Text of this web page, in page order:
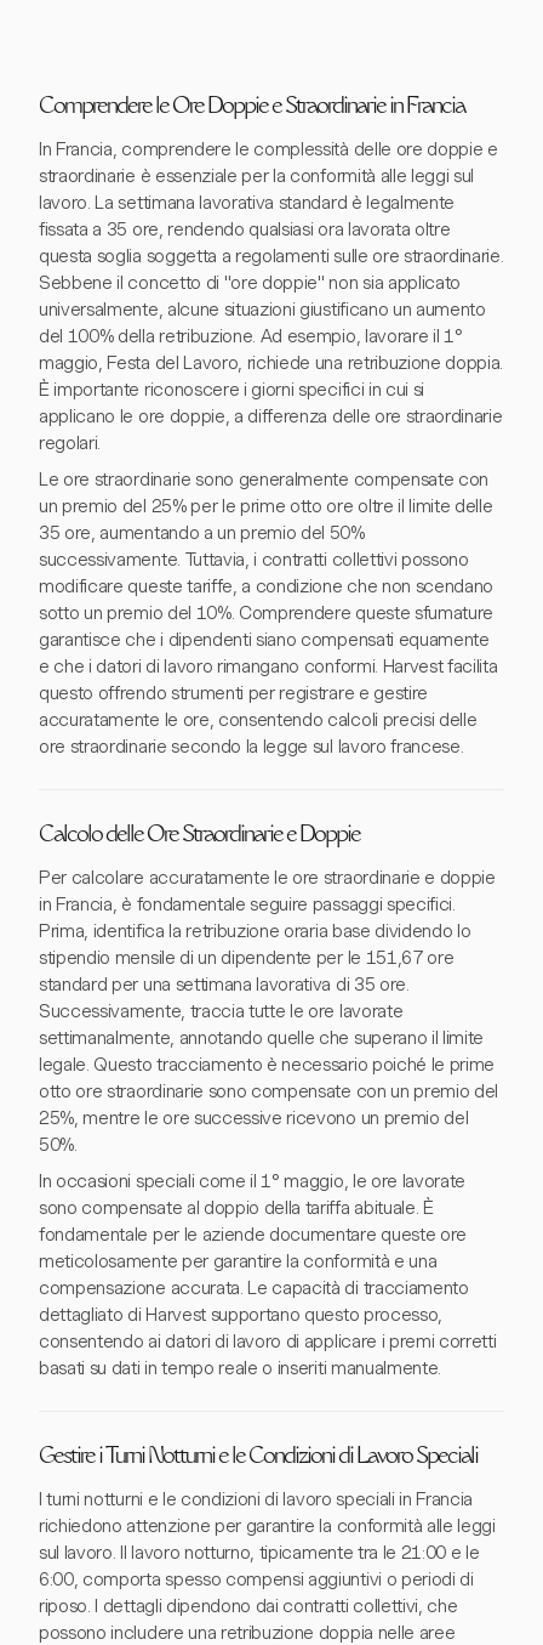
Comprendere le Ore Doppie e Straordinarie in Francia
In Francia, comprendere le complessità delle ore doppie e
straordinarie è essenziale per la conformità alle leggi sul
lavoro. La settimana lavorativa standard è legalmente
fissata a 35 ore, rendendo qualsiasi ora lavorata oltre
questa soglia soggetta a regolamenti sulle ore straordinarie.
Sebbene il concetto di "ore doppie" non sia applicato
universalmente, alcune situazioni giustificano un aumento
del 100% della retribuzione. Ad esempio, lavorare il 1°
maggio, Festa del Lavoro, richiede una retribuzione doppia.
È importante riconoscere i giorni specifici in cui si
applicano le ore doppie, a differenza delle ore straordinarie
regolari.
Le ore straordinarie sono generalmente compensate con
un premio del 25% per le prime otto ore oltre il limite delle
35 ore, aumentando a un premio del 50%
successivamente. Tuttavia, i contratti collettivi possono
modificare queste tariffe, a condizione che non scendano
sotto un premio del 10%. Comprendere queste sfumature
garantisce che i dipendenti siano compensati equamente
e che i datori di lavoro rimangano conformi. Harvest facilita
questo offrendo strumenti per registrare e gestire
accuratamente le ore, consentendo calcoli precisi delle
ore straordinarie secondo la legge sul lavoro francese.
Calcolo delle Ore Straordinarie e Doppie
Per calcolare accuratamente le ore straordinarie e doppie
in Francia, è fondamentale seguire passaggi specifici.
Prima, identifica la retribuzione oraria base dividendo lo
stipendio mensile di un dipendente per le 151,67 ore
standard per una settimana lavorativa di 35 ore.
Successivamente, traccia tutte le ore lavorate
settimanalmente, annotando quelle che superano il limite
legale. Questo tracciamento è necessario poiché le prime
otto ore straordinarie sono compensate con un premio del
25%, mentre le ore successive ricevono un premio del
50%.
In occasioni speciali come il 1° maggio, le ore lavorate
sono compensate al doppio della tariffa abituale. È
fondamentale per le aziende documentare queste ore
meticolosamente per garantire la conformità e una
compensazione accurata. Le capacità di tracciamento
dettagliato di Harvest supportano questo processo,
consentendo ai datori di lavoro di applicare i premi corretti
basati su dati in tempo reale o inseriti manualmente.
Gestire i Turni Notturni e le Condizioni di Lavoro Speciali
I turni notturni e le condizioni di lavoro speciali in Francia
richiedono attenzione per garantire la conformità alle leggi
sul lavoro. Il lavoro notturno, tipicamente tra le 21:00 e le
6:00, comporta spesso compensi aggiuntivi o periodi di
riposo. I dettagli dipendono dai contratti collettivi, che
possono includere una retribuzione doppia nelle aree